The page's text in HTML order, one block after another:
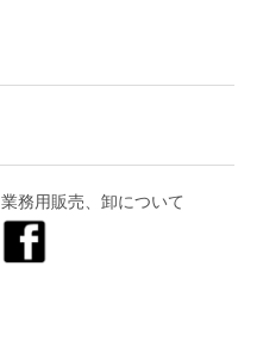
業務用販売、卸について